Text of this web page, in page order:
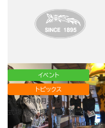
イベント
トピックス
2022年10月31日
式場見学：樫野倶楽部
read more